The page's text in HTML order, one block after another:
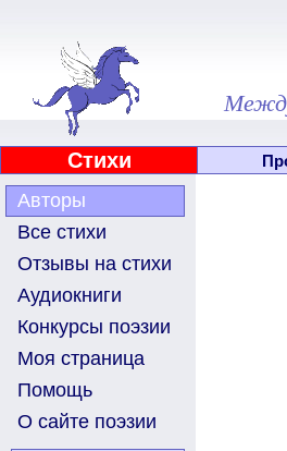
Стихи
Авторы
Все стихи
Отзывы на стихи
Аудиокниги
Конкурсы поэзии
Моя страница
Помощь
О сайте поэзии